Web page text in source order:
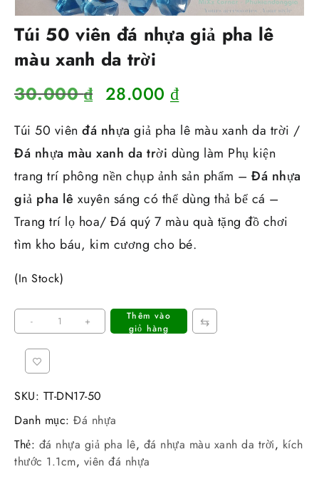
Túi 50 viên đá nhựa giả pha lê
màu xanh da trời
30.000₫ Giá
là:
30.000 ₫.
28.000 ₫Giá
tại
là:
28.000 ₫.
Túi 50 viên đá nhựa giả pha lê màu xanh da trời /
Đá nhựa màu xanh da trời dùng làm Phụ kiện
trang trí phông nền chụp ảnh sản phẩm – Đá nhựa
giả pha lê xuyên sáng có thể dùng thả bể cá –
Trang trí lọ hoa/ Đá quý 7 màu quà tặng đồ chơi
tìm kho báu, kim cương cho bé.
(In Stock)
-
Túi
50
viên
đá
nhựa
pha
lê
màu
+
Thêm vào
giỏ hàng
⇆
SKU: TT-DN17-50
Danh mục: Đá nhựa
Thẻ: đá nhựa giả pha lê, đá nhựa màu xanh da trời, kích
thước 1.1cm, viên đá nhựa